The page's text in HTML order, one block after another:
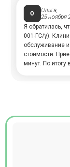
О
Ольга,
25 ноября
Я обратилась,
001-ГС/у).
обслуживание
стоимости.
минут. По итогу